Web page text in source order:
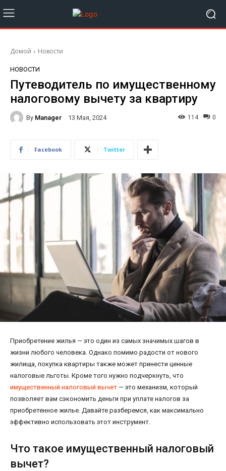
Домой Новости
НОВОСТИ
Путеводитель по имущественному
налоговому вычету за квартиру
By Manager 13 Мая, 2024 0
114
Facebook Twitter
Приобретение жилья — это один из самых значимых шагов в
жизни любого человека. Однако помимо радости от нового
жилища, покупка квартиры также может принести ценные
налоговые льготы. Кроме того нужно подчеркнуть, что
имущественный налоговый вычет — это механизм, который
позволяет вам сэкономить деньги при уплате налогов за
приобретенное жилье. Давайте разберемся, как максимально
эффективно использовать этот инструмент.
Что такое имущественный налоговый
вычет?